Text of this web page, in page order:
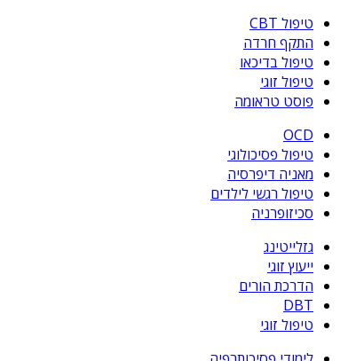
טיפול CBT
התקף חרדה
טיפול בדיכאו
טיפול זוגי
פוסט טראומה
OCD
טיפול פסיכולוגי
מאניה דיפרסיה
טיפול רגשי לילדים
סכיזופרניה
גזלייטינג
ייעוץ זוגי
הדרכת הורים
DBT
טיפול זוגי